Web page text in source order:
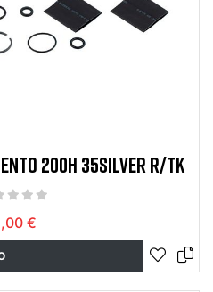
200H 35SILVER R/TK
€